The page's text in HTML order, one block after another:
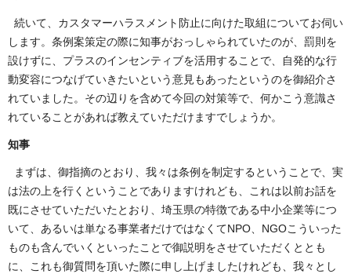
続いて、カスタマーハラスメント防止に向けた取組についてお伺い
します。条例案策定の際に知事がおっしゃられていたのが、罰則を
設けずに、プラスのインセンティブを活用することで、自発的な行
動変容につなげていきたいという意見もあったというのを御紹介さ
れていました。その辺りを含めて今回の対策等で、何かこう意識さ
れていることがあれば教えていただけますでしょうか。
知事
まずは、御指摘のとおり、我々は条例を制定するということで、実
は法の上を行くということでありますけれども、これは以前お話を
既にさせていただいたとおり、埼玉県の特徴である中小企業等につ
いて、あるいは単なる事業者だけではなくてNPO、NGOこういった
ものも含んでいくといったことで御説明をさせていただくととも
に、これも御質問を頂いた際に申し上げましたけれども、我々とし